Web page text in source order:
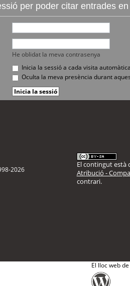
per poder citar entrades
He oblidat la meva contrasenya
Inicia la sessió a cada visita
Oculta la meva presència durant
2026
El contingut està
Atribució -
contrari.
El lloc web